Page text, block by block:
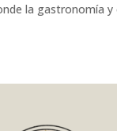
la gastronomía y